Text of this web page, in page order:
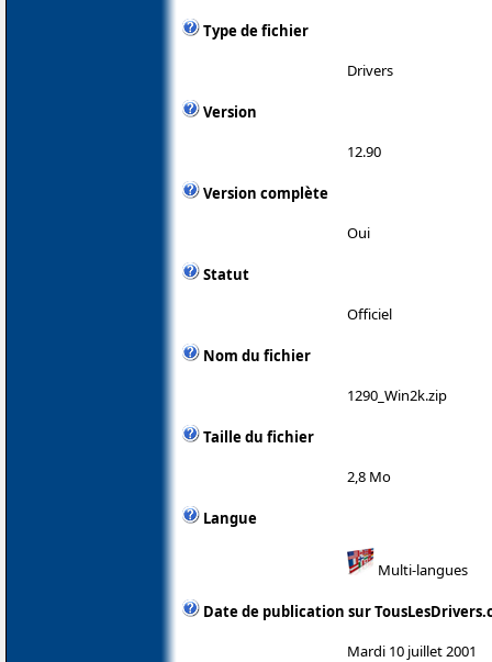
Type de fichier
Drivers
Version
12.90
Version complète
Oui
Statut
Officiel
Nom du fichier
1290_Win2k.zip
Taille du fichier
2,8 Mo
Langue
Multi-langues
Date de publication sur
Mardi 10 juillet 2001